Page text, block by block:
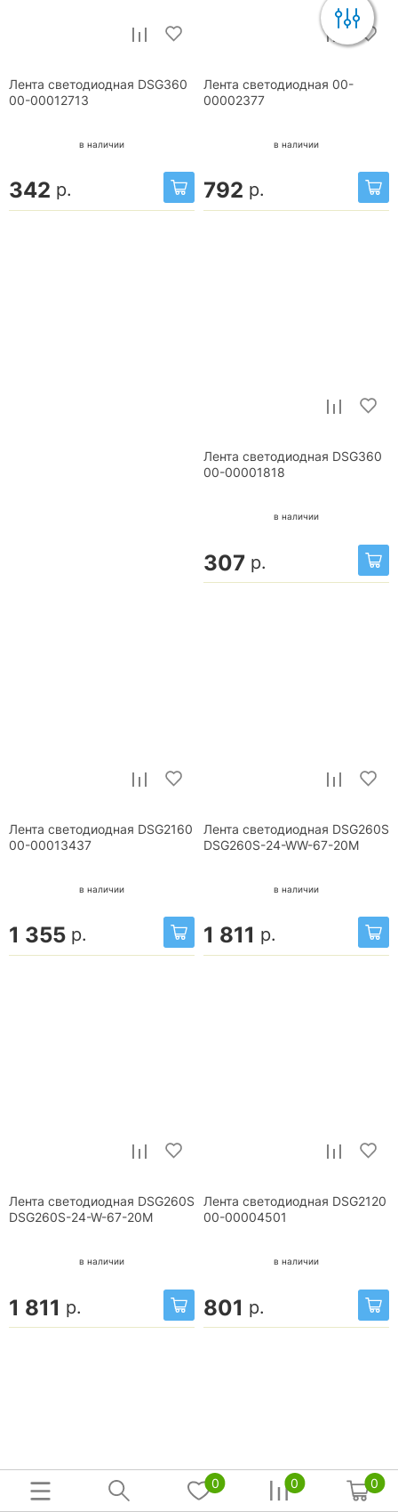
Лента светодиодная DSG360
00-00012713
в наличии
342 р.
Лента светодиодная 00-
00002377
в наличии
792 р.
Лента светодиодная DSG360
00-00001818
в наличии
307 р.
Лента светодиодная DSG2160
00-00013437
в наличии
1 355 р.
Лента светодиодная DSG260S
DSG260S-24-WW-67-20M
в наличии
1 811 р.
Лента светодиодная DSG260S
DSG260S-24-W-67-20M
в наличии
1 811 р.
Лента светодиодная DSG2120
00-00004501
в наличии
801 р.
0 0 0